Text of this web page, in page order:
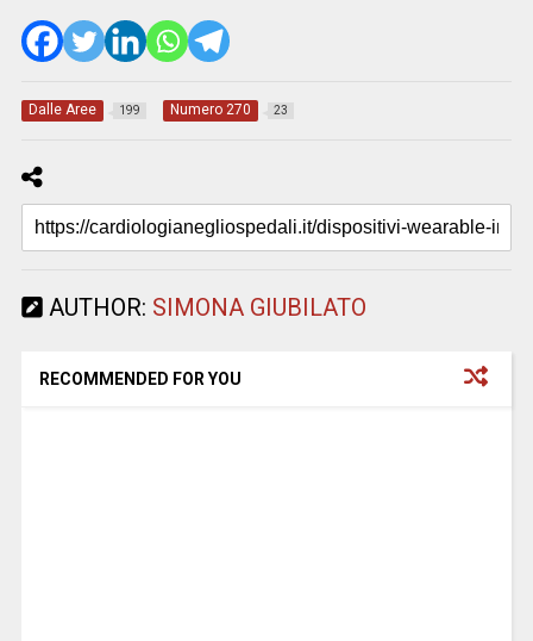
Dalle Aree 199 Numero 270 23
AUTHOR: SIMONA GIUBILATO
RECOMMENDED FOR YOU